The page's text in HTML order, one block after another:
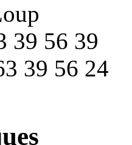
39 56 39
39 56 24